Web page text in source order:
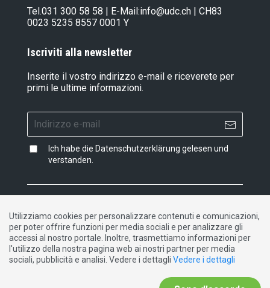
Tel.031 300 58 58 | E-Mail:info@udc.ch | CH83
0023 5235 8557 0001 Y
Iscriviti alla newsletter
Inserite il vostro indirizzo e-mail e riceverete per
primi le ultime informazioni.
Ich habe die Datenschutzerklärung gelesen und
verstanden.
Contatto
DE FR IT
Utilizziamo cookies per personalizzare contenuti e comunicazioni,
per poter offrire funzioni per media sociali e per analizzare gli
accessi al nostro portale. Inoltre, trasmettiamo informazioni per
l'utilizzo della nostra pagina web ai nostri partner per media
sociali, pubblicità e analisi. Vedere i dettagli Vedere i dettagli